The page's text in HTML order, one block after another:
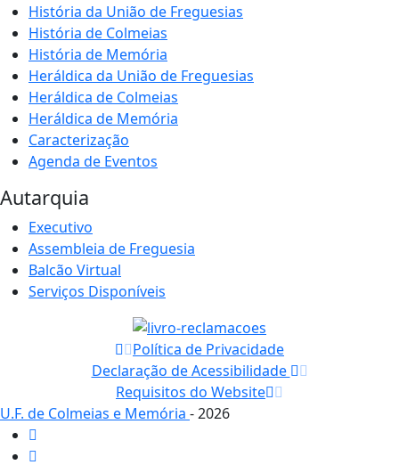
História da União de Freguesias
História de Colmeias
História de Memória
Heráldica da União de Freguesias
Heráldica de Colmeias
Heráldica de Memória
Caracterização
Agenda de Eventos
Autarquia
Executivo
Assembleia de Freguesia
Balcão Virtual
Serviços Disponíveis
Política de Privacidade
Declaração de Acessibilidade
Requisitos do Website
U.F. de Colmeias e Memória - 2026